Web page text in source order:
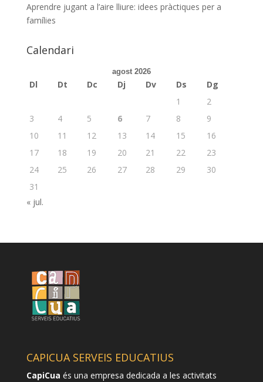
Aprendre jugant a l’aire lliure: idees pràctiques per a
famílies
Calendari
agost 2026
Dl Dt Dc Dj Dv Ds
Dg
1
2
3
4 5 6 7 8
9
10
11 12 13 14 15
16
17
18 19 20 21 22
23
24
25 26 27 28 29
30
31
« jul.
CAPICUA SERVEIS EDUCATIUS
CapiCua és una empresa dedicada a les activitats